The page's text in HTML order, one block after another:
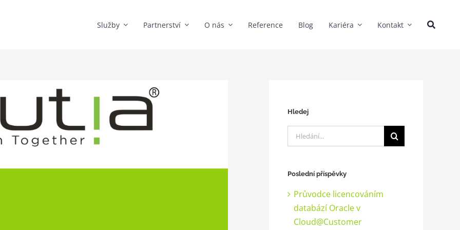
Služby Partnerství O nás Reference Blog Kariéra Kontakt
Hledej
Hledat:
Poslední příspěvky
Průvodce licencováním
databází Oracle v
Cloud@Customer